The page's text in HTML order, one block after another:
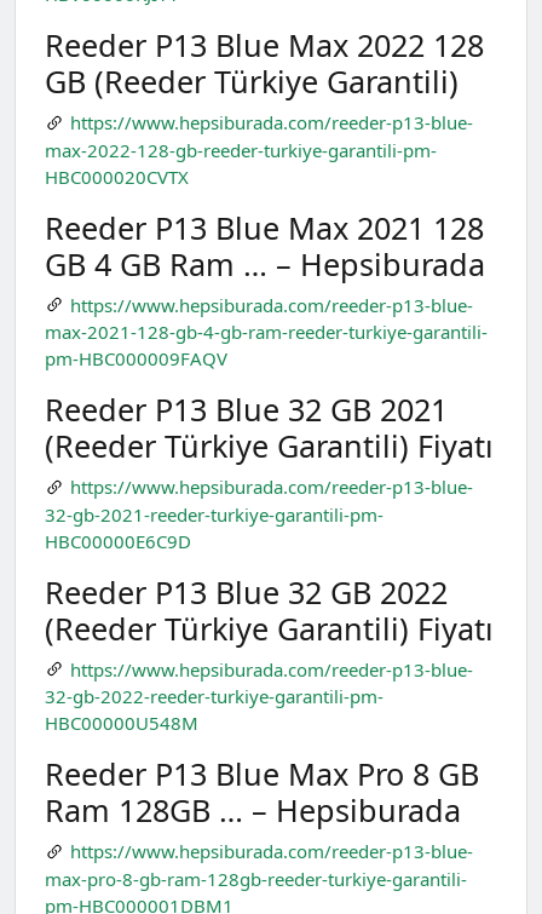
Reeder P13 Blue Max 2022 128
GB (Reeder Türkiye Garantili)
https://www.hepsiburada.com/reeder-p13-blue-
max-2022-128-gb-reeder-turkiye-garantili-pm-
HBC000020CVTX
Reeder P13 Blue Max 2021 128
GB 4 GB Ram … – Hepsiburada
https://www.hepsiburada.com/reeder-p13-blue-
max-2021-128-gb-4-gb-ram-reeder-turkiye-garantili-
pm-HBC000009FAQV
Reeder P13 Blue 32 GB 2021
(Reeder Türkiye Garantili) Fiyatı
https://www.hepsiburada.com/reeder-p13-blue-
32-gb-2021-reeder-turkiye-garantili-pm-
HBC00000E6C9D
Reeder P13 Blue 32 GB 2022
(Reeder Türkiye Garantili) Fiyatı
https://www.hepsiburada.com/reeder-p13-blue-
32-gb-2022-reeder-turkiye-garantili-pm-
HBC00000U548M
Reeder P13 Blue Max Pro 8 GB
Ram 128GB … – Hepsiburada
https://www.hepsiburada.com/reeder-p13-blue-
max-pro-8-gb-ram-128gb-reeder-turkiye-garantili-
pm-HBC000001DBM1